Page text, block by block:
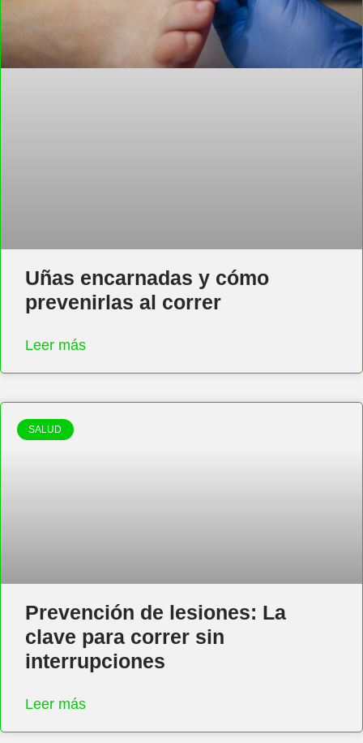
Uñas encarnadas y cómo
prevenirlas al correr
Leer más
SALUD
Prevención de lesiones: La
clave para correr sin
interrupciones
Leer más